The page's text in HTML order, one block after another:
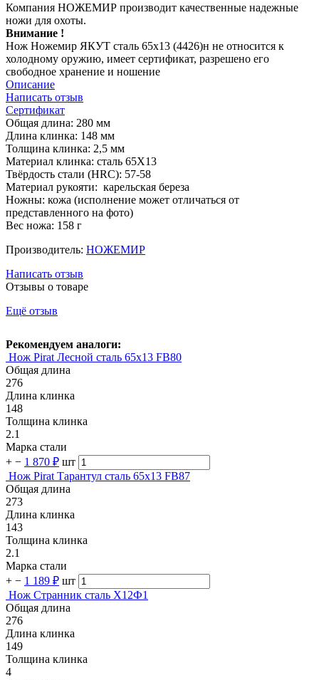
Компания НОЖЕМИР производит качественные надежные
ножи для охоты.
Внимание !
Нож Ножемир ЯКУТ сталь 65х13 (4426)н не относится к
холодному оружию, имеет сертификат, разрешено его
свободное хранение и ношение
Описание
Написать отзыв
Сертификат
Общая длина: 280 мм
Длина клинка: 148 мм
Толщина клинка: 2,5 мм
Материал клинка: сталь 65Х13
Твёрдость стали (HRC): 57-58
Материал рукояти: карельская береза
Ножны: кожа (исполнение может отличаться от
представленного на фото)
Вес ножа: 158 г
Производитель: НОЖЕМИР
Написать отзыв
Отзывы о товаре
Ещё отзыв
Рекомендуем аналоги:
Нож Pirat Лесной сталь 65х13 FB80
Общая длина
276
Длина клинка
148
Толщина клинка
2.1
Марка стали
+ − 1 870 ₽ шт
Нож Pirat Тарантул сталь 65х13 FB87
Общая длина
273
Длина клинка
143
Толщина клинка
2.1
Марка стали
+ − 1 189 ₽ шт
Нож Странник сталь Х12Ф1
Общая длина
276
Длина клинка
149
Толщина клинка
4